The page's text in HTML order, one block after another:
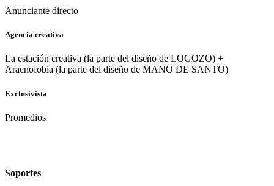
Anunciante directo
Agencia creativa
La estación creativa (la parte del diseño de LOGOZO) +
Aracnofobia (la parte del diseño de MANO DE SANTO)
Exclusivista
Promedios
Soportes